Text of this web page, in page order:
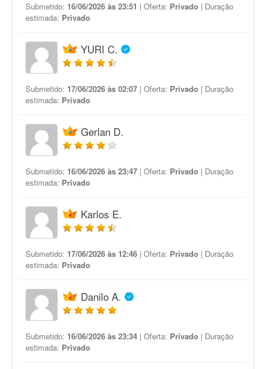
Submetido: 16/06/2026 às 23:51 | Oferta: Privado | Duração
estimada: Privado
YURI C.
Submetido: 17/06/2026 às 02:07 | Oferta: Privado | Duração
estimada: Privado
Gerlan D.
Submetido: 16/06/2026 às 23:47 | Oferta: Privado | Duração
estimada: Privado
Karlos E.
Submetido: 17/06/2026 às 12:46 | Oferta: Privado | Duração
estimada: Privado
Danilo A.
Submetido: 16/06/2026 às 23:34 | Oferta: Privado | Duração
estimada: Privado